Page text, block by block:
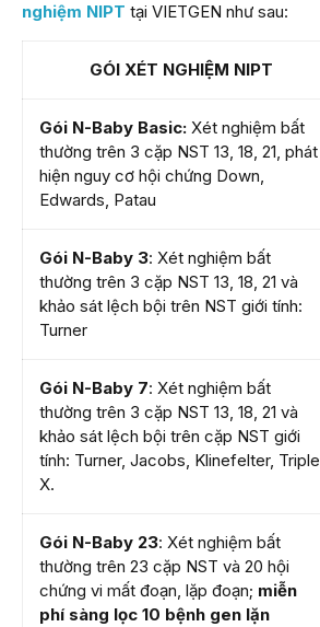
nghiệm NIPT tại VIETGEN như sau:
GÓI XÉT NGHIỆM NIPT
Gói N-Baby Basic: Xét nghiệm bất
thường trên 3 cặp NST 13, 18, 21, phát
hiện nguy cơ hội chứng Down,
Edwards, Patau
Gói N-Baby 3: Xét nghiệm bất
thường trên 3 cặp NST 13, 18, 21 và
khảo sát lệch bội trên NST giới tính:
Turner
Gói N-Baby 7: Xét nghiệm bất
thường trên 3 cặp NST 13, 18, 21 và
khảo sát lệch bội trên cặp NST giới
tính: Turner, Jacobs, Klinefelter, Triple
X.
Gói N-Baby 23: Xét nghiệm bất
thường trên 23 cặp NST và 20 hội
chứng vi mất đoạn, lặp đoạn; miễn
phí sàng lọc 10 bệnh gen lặn